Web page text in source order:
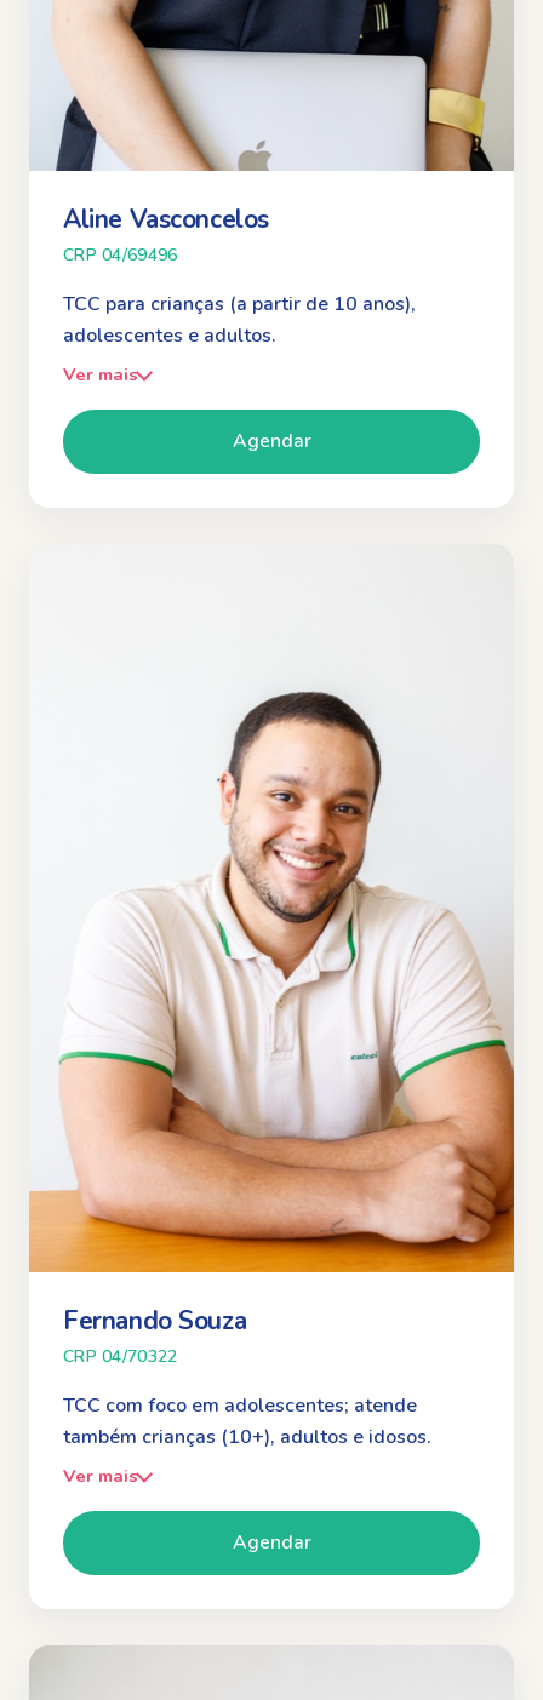
Aline Vasconcelos
CRP 04/69496
TCC para crianças (a partir de 10 anos),
adolescentes e adultos.
Ver mais
Agendar
Fernando Souza
CRP 04/70322
TCC com foco em adolescentes; atende
também crianças (10+), adultos e idosos.
Ver mais
Agendar